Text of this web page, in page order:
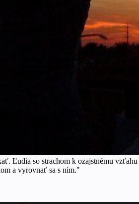
Ľudia so strachom k ozajstnému
a vyrovnať sa s ním."